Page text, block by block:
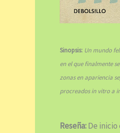
Sinopsis: Un mundo
en el que finalmente
zonas en apariencia
procreados in vitro a
Reseña:De